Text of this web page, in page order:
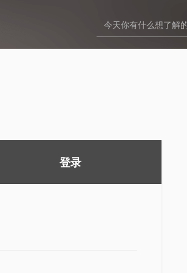
登录